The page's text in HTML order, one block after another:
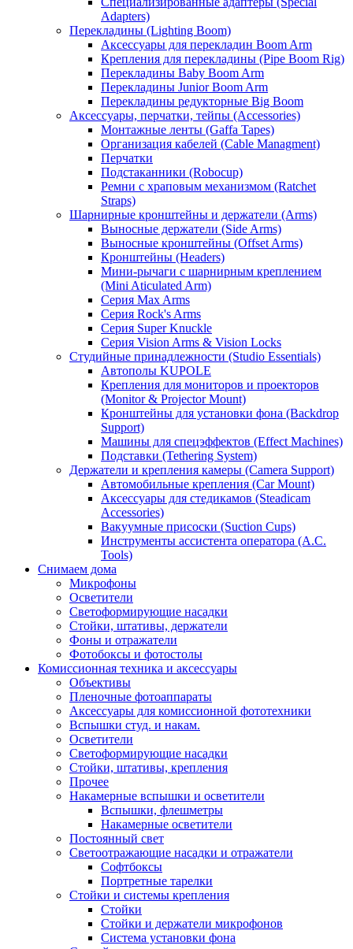
Adapters)
Перекладины (Lighting Boom)
Аксессуары для перекладин Boom Arm
Крепления для перекладины (Pipe Boom Rig)
Перекладины Baby Boom Arm
Перекладины Junior Boom Arm
Перекладины редукторные Big Boom
Аксессуары, перчатки, тейпы (Accessories)
Монтажные ленты (Gaffa Tapes)
Организация кабелей (Cable Managment)
Перчатки
Подстаканники (Robocup)
Ремни с храповым механизмом (Ratchet
Straps)
Шарнирные кронштейны и держатели (Arms)
Выносные держатели (Side Arms)
Выносные кронштейны (Offset Arms)
Кронштейны (Headers)
Мини-рычаги с шарнирным креплением
(Mini Aticulated Arm)
Серия Max Arms
Серия Rock's Arms
Серия Super Knuckle
Серия Vision Arms & Vision Locks
Студийные принадлежности (Studio Essentials)
Автополы KUPOLE
Крепления для мониторов и проекторов
(Monitor & Projector Mount)
Кронштейны для установки фона (Backdrop
Support)
Машины для спецэффектов (Effect Machines)
Подставки (Tethering System)
Держатели и крепления камеры (Camera Support)
Автомобильные крепления (Car Mount)
Аксессуары для стедикамов (Steadicam
Accessories)
Вакуумные присоски (Suction Cups)
Инструменты ассистента оператора (A.C.
Tools)
Снимаем дома
Микрофоны
Осветители
Светоформирующие насадки
Стойки, штативы, держатели
Фоны и отражатели
Фотобоксы и фотостолы
Комиссионная техника и аксессуары
Объективы
Пленочные фотоаппараты
Аксессуары для комиссионной фототехники
Вспышки студ. и накам.
Осветители
Светоформирующие насадки
Стойки, штативы, крепления
Прочее
Накамерные вспышки и осветители
Вспышки, флешметры
Накамерные осветители
Постоянный свет
Светоотражающие насадки и отражатели
Софтбоксы
Портретные тарелки
Стойки и системы крепления
Стойки
Стойки и держатели микрофонов
Система установки фона